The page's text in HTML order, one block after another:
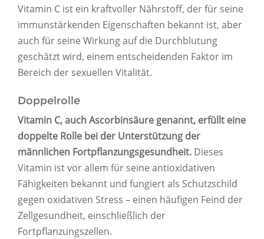
Vitamin C ist ein kraftvoller Nährstoff, der für seine
immunstärkenden Eigenschaften bekannt ist, aber
auch für seine Wirkung auf die Durchblutung
geschätzt wird, einem entscheidenden Faktor im
Bereich der sexuellen Vitalität.
Doppelrolle
Vitamin C, auch Ascorbinsäure genannt, erfüllt eine
doppelte Rolle bei der Unterstützung der
männlichen Fortpflanzungsgesundheit. Dieses
Vitamin ist vor allem für seine antioxidativen
Fähigkeiten bekannt und fungiert als Schutzschild
gegen oxidativen Stress – einen häufigen Feind der
Zellgesundheit, einschließlich der
Fortpflanzungszellen.